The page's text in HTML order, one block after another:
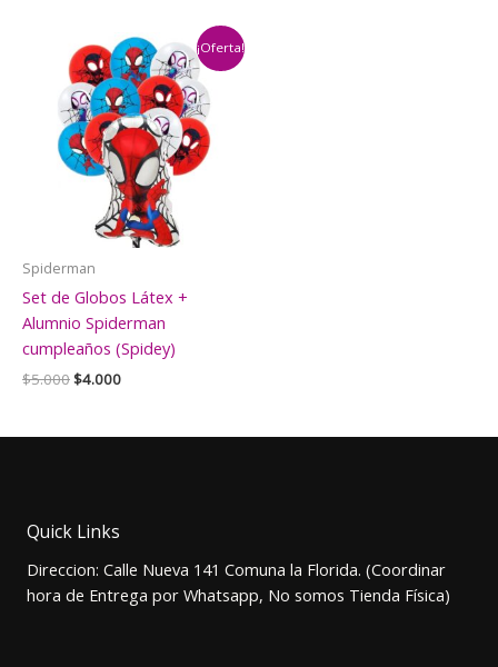
$10.000.$7.500.
¡Oferta!
Spiderman
Set de Globos Látex +
Alumnio Spiderman
cumpleaños (Spidey)
$5.000El
era:
$4.000El
es:
Quick Links
Direccion: Calle Nueva 141 Comuna la Florida. (Coordinar
hora de Entrega por Whatsapp, No somos Tienda Física)